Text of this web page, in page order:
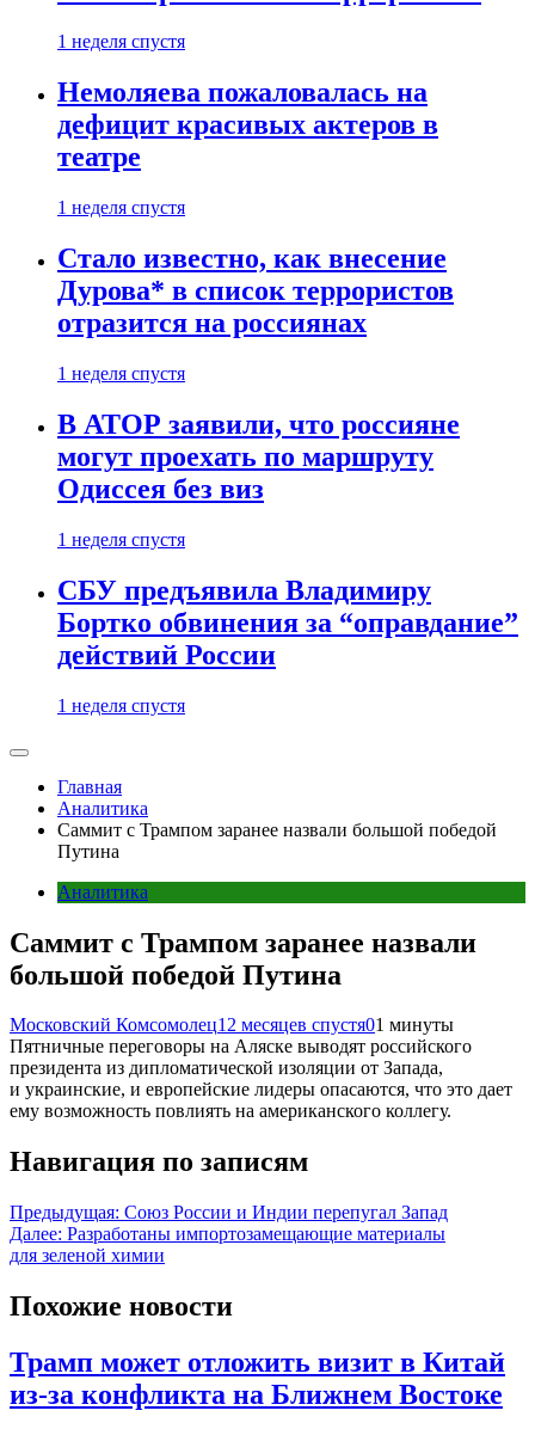
1 неделя спустя
Немоляева пожаловалась на
дефицит красивых актеров в
театре
1 неделя спустя
Стало известно, как внесение
Дурова* в список террористов
отразится на россиянах
1 неделя спустя
В АТОР заявили, что россияне
могут проехать по маршруту
Одиссея без виз
1 неделя спустя
СБУ предъявила Владимиру
Бортко обвинения за “оправдание”
действий России
1 неделя спустя
Главная
Аналитика
Саммит с Трампом заранее назвали большой победой
Путина
Аналитика
Саммит с Трампом заранее назвали
большой победой Путина
Московский Комсомолец12 месяцев спустя01 минуты
Пятничные переговоры на Аляске выводят российского
президента из дипломатической изоляции от Запада,
и украинские, и европейские лидеры опасаются, что это дает
ему возможность повлиять на американского коллегу.
Навигация по записям
Предыдущая: Союз России и Индии перепугал Запад
Далее: Разработаны импортозамещающие материалы
для зеленой химии
Похожие новости
Трамп может отложить визит в Китай
из-за конфликта на Ближнем Востоке